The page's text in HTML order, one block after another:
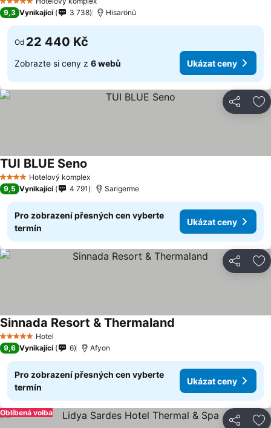
5 Počet hvězdiček
9,3 Vynikající 3 738 Hisarönü
Od 22 440 Kč
Zobrazte si ceny z 6 webů Ukázat ceny
Sdílet
4 Počet hvězdiček
Hotelový komplex
TUI BLUE Seno
9,5 Vynikající 4 791 Sarigerme
Pro zobrazení přesných cen vyberte
termín
Ukázat ceny
Sdílet
5 Počet hvězdiček
Hotel
Sinnada Resort & Thermaland
9,6 Vynikající 6 Afyon
Pro zobrazení přesných cen vyberte
termín
Ukázat ceny
Sdílet
Oblíbená volba